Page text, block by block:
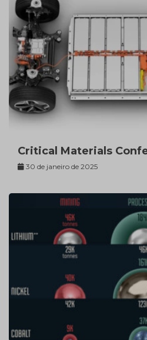
Critical Materials
30 de janeiro de 2025